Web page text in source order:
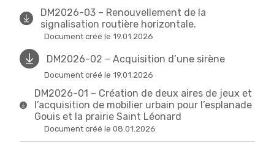
DM2026-03 – Renouvellement de la
signalisation routière horizontale.
Document créé le 19.01.2026
DM2026-02 – Acquisition d’une sirène
Document créé le 19.01.2026
DM2026-01 – Création de deux aires de jeux et
l’acquisition de mobilier urbain pour l’esplanade
Gouis et la prairie Saint Léonard
Document créé le 08.01.2026